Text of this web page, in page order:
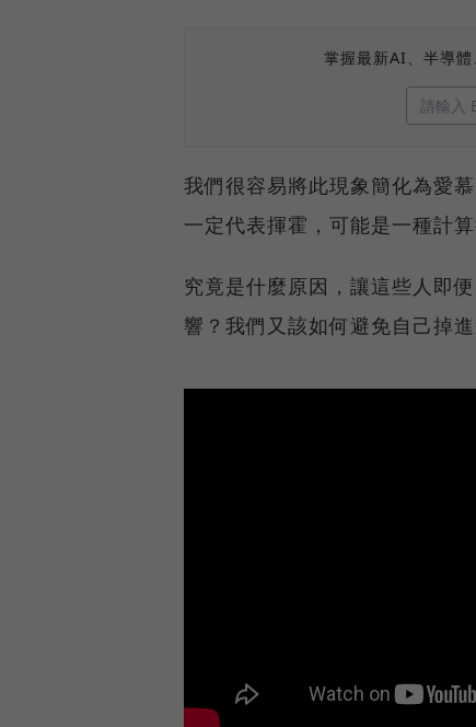
掌握最新AI、半導
我們很容易將此現象簡化為愛
一定代表揮霍，可能是一種計算
究竟是什麼原因，讓這些人即
響？我們又該如何避免自己掉